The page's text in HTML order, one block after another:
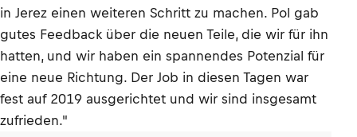
in Jerez einen weiteren Schritt zu machen. Pol gab
gutes Feedback über die neuen Teile, die wir für ihn
hatten, und wir haben ein spannendes Potenzial für
eine neue Richtung. Der Job in diesen Tagen war
fest auf 2019 ausgerichtet und wir sind insgesamt
zufrieden."